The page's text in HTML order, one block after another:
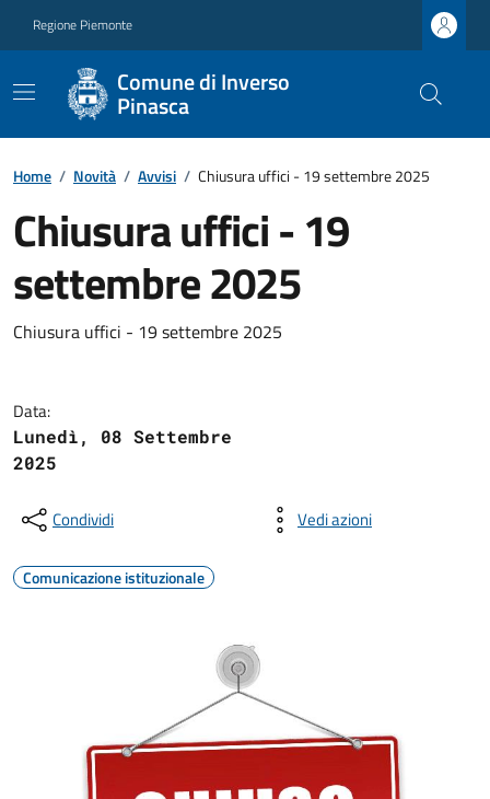
Regione Piemonte
Comune di Inverso
Pinasca
Home / Novità / Avvisi / Chiusura uffici - 19 settembre 2025
Chiusura uffici - 19
settembre 2025
Chiusura uffici - 19 settembre 2025
Data:
Lunedì, 08 Settembre
2025
Condividi Vedi azioni
Comunicazione istituzionale